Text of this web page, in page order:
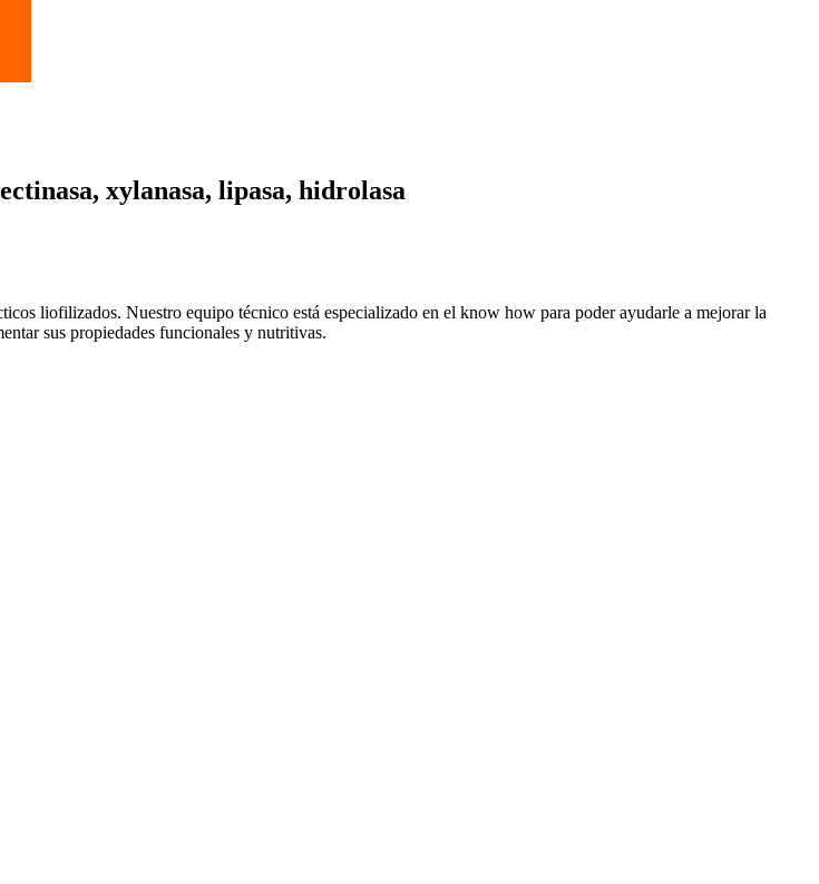
xylanasa, lipasa, hidrolasa
liofilizados. Nuestro equipo técnico está especializado en el know how para poder ayudarle a mejorar la
sus propiedades funcionales y nutritivas.